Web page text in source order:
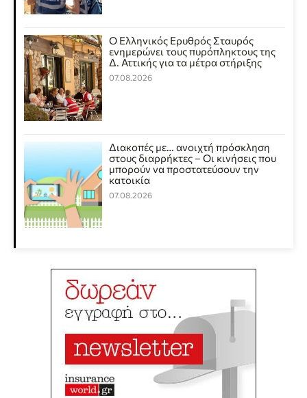
Ο Ελληνικός Ερυθρός Σταυρός
ενημερώνει τους πυρόπληκτους της
Δ. Αττικής για τα μέτρα στήριξης
07.08.2026
Διακοπές με… ανοιχτή πρόσκληση
στους διαρρήκτες – Οι κινήσεις που
μπορούν να προστατεύσουν την
κατοικία
07.08.2026